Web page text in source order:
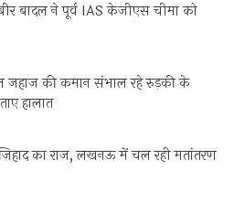
बादल ने पूर्व IAS केजीएस चीमा को
जहाज की कमान संभाल रहे रुड़की के
हालात
का राज, लखनऊ में चल रही मतांतरण